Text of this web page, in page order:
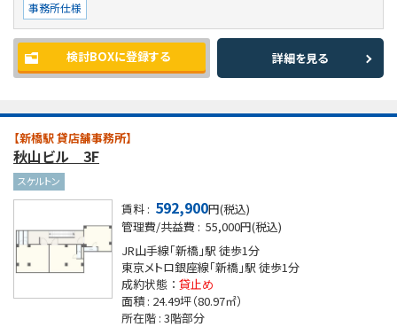
事務所仕様
検討BOXに登録する 詳細を見る
【新橋駅 貸店舗事務所】
秋山ビル 3F
スケルトン
賃料 : 592,900円(税込)
管理費/共益費 : 55,000円(税込)
JR山手線「新橋」駅 徒歩1分
東京メトロ銀座線「新橋」駅 徒歩1分
成約状態 ： 貸止め
面積 : 24.49坪（80.97㎡）
所在階 : 3階部分